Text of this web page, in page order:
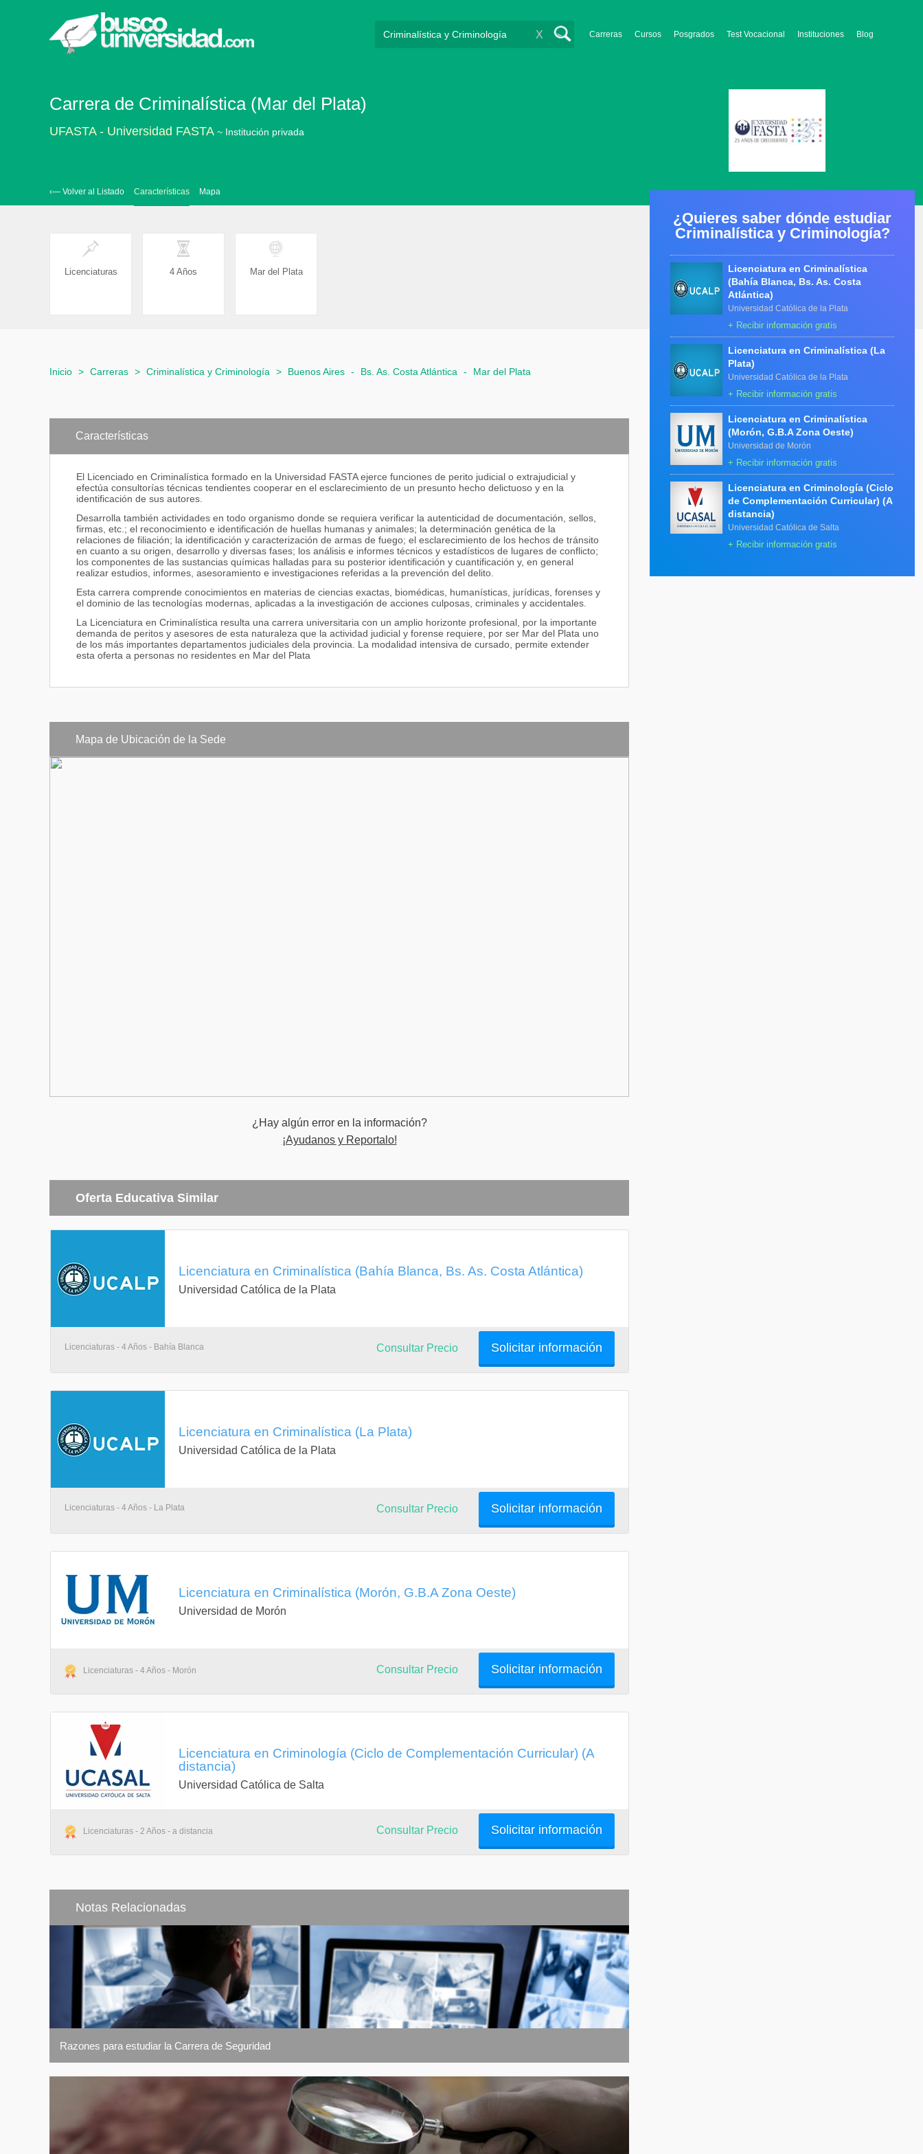
Carreras Cursos Posgrados Test Vocacional Instituciones Blog
X
Carrera de Criminalística (Mar del Plata)
UFASTA - Universidad FASTA ~ Institución privada
‹— Volver al Listado Características Mapa
Licenciaturas 4 Años Mar del Plata
Inicio > Carreras > Criminalística y Criminología > Buenos Aires - Bs. As. Costa Atlántica - Mar del Plata
Características
El Licenciado en Criminalística formado en la Universidad FASTA ejerce funciones de perito judicial o extrajudicial y
efectúa consultorías técnicas tendientes cooperar en el esclarecimiento de un presunto hecho delictuoso y en la
identificación de sus autores.
Desarrolla también actividades en todo organismo donde se requiera verificar la autenticidad de documentación, sellos,
firmas, etc.; el reconocimiento e identificación de huellas humanas y animales; la determinación genética de la
relaciones de filiación; la identificación y caracterización de armas de fuego; el esclarecimiento de los hechos de tránsito
en cuanto a su origen, desarrollo y diversas fases; los análisis e informes técnicos y estadísticos de lugares de conflicto;
los componentes de las sustancias químicas halladas para su posterior identificación y cuantificación y, en general
realizar estudios, informes, asesoramiento e investigaciones referidas a la prevención del delito.
Esta carrera comprende conocimientos en materias de ciencias exactas, biomédicas, humanísticas, jurídicas, forenses y
el dominio de las tecnologías modernas, aplicadas a la investigación de acciones culposas, criminales y accidentales.
La Licenciatura en Criminalística resulta una carrera universitaria con un amplio horizonte profesional, por la importante
demanda de peritos y asesores de esta naturaleza que la actividad judicial y forense requiere, por ser Mar del Plata uno
de los más importantes departamentos judiciales dela provincia. La modalidad intensiva de cursado, permite extender
esta oferta a personas no residentes en Mar del Plata
Mapa de Ubicación de la Sede
¿Hay algún error en la información?
¡Ayudanos y Reportalo!
Oferta Educativa Similar
Licenciatura en Criminalística (Bahía Blanca, Bs. As. Costa Atlántica)
Universidad Católica de la Plata
Licenciaturas - 4 Años - Bahía Blanca Solicitar información
Consultar Precio
Licenciatura en Criminalística (La Plata)
Universidad Católica de la Plata
Licenciaturas - 4 Años - La Plata Solicitar información
Consultar Precio
Licenciatura en Criminalística (Morón, G.B.A Zona Oeste)
Universidad de Morón
Licenciaturas - 4 Años - Morón Solicitar información
Consultar Precio
Licenciatura en Criminología (Ciclo de Complementación Curricular) (A
distancia)
Universidad Católica de Salta
Licenciaturas - 2 Años - a distancia Solicitar información
Consultar Precio
Notas Relacionadas
Razones para estudiar la Carrera de Seguridad
¿Quieres saber dónde estudiar
Criminalística y Criminología?
Licenciatura en Criminalística
(Bahía Blanca, Bs. As. Costa
Atlántica)
Universidad Católica de la Plata
+ Recibir información gratis
Licenciatura en Criminalística (La
Plata)
Universidad Católica de la Plata
+ Recibir información gratis
Licenciatura en Criminalística
(Morón, G.B.A Zona Oeste)
Universidad de Morón
+ Recibir información gratis
Licenciatura en Criminología (Ciclo
de Complementación Curricular) (A
distancia)
Universidad Católica de Salta
+ Recibir información gratis